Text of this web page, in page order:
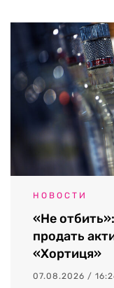
НОВОСТИ
«Не
продать
«Хортиця»
07.08.2026 /